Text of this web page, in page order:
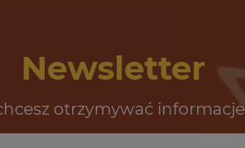
Newsletter
otrzymywać